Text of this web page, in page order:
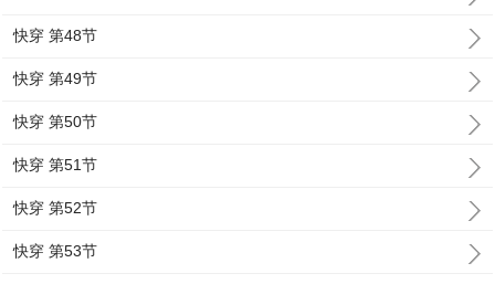
快穿 第48节
快穿 第49节
快穿 第50节
快穿 第51节
快穿 第52节
快穿 第53节